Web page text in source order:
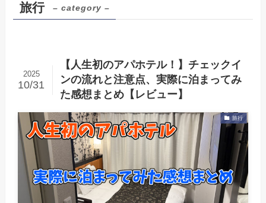
旅行 – category –
【人生初のアパホテル！】チェックイ
ンの流れと注意点、実際に泊まってみ
た感想まとめ【レビュー】
2025
10/31
旅行